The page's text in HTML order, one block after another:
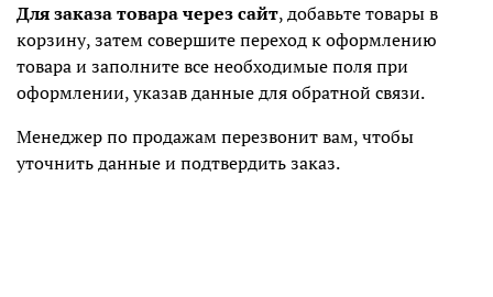
Для заказа товара через сайт, добавьте товары в
корзину, затем совершите переход к оформлению
товара и заполните все необходимые поля при
оформлении, указав данные для обратной связи.
Менеджер по продажам перезвонит вам, чтобы
уточнить данные и подтвердить заказ.